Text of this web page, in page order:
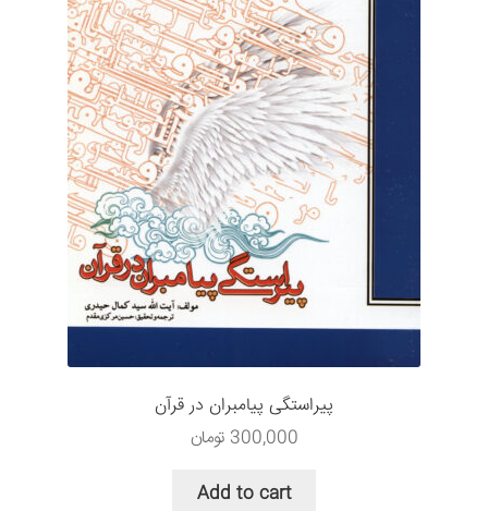
پیراستگی پیامبران در قرآن
300,000 تومان
Add to cart